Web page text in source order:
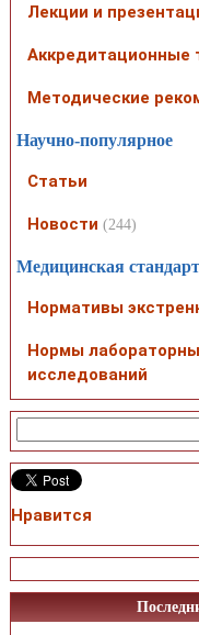
Лекции и
Аккредитационные
Методические
Научно-популярное
Статьи
Новости (244)
Медицинская
Нормативы
Нормы
исследований
Нравится